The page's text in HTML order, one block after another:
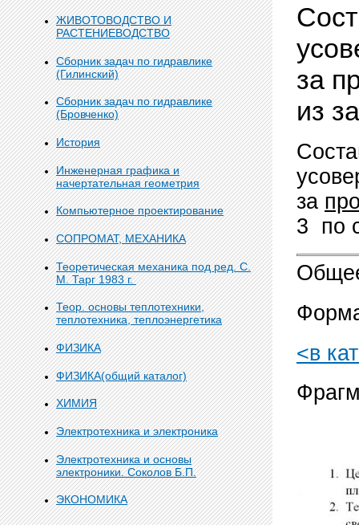
ЖИВОТОВОДСТВО И
РАСТЕНИЕВОДСТВО
Сборник задач по гидравлике
(Гилинский)
Сборник задач по гидравлике
(Бровченко)
История
Инженерная графика и
начертательная геометрия
Компьютерное проектирование
СОПРОМАТ, МЕХАНИКА
Теоретическая механика под ред. С.
М. Тарг 1983 г.
Теор. основы теплотехники,
теплотехника, теплоэнергетика
ФИЗИКА
ФИЗИКА(общий каталог)
ХИМИЯ
Электротехника и электроника
Электротехника и основы
электроники. Соколов Б.П.
ЭКОНОМИКА
за
из
за
3 по
<в